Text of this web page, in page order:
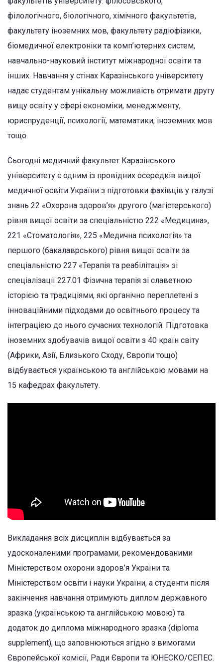
філологічного, біологічного, хімічного факультетів,
факультету іноземних мов, факультету радіофізики,
біомедичної електроніки та комп’ютерних систем,
навчально-науковий інститут міжнародної освіти та
інших. Навчання у стінах Каразінського університету
надає студентам унікальну можливість отримати другу
вищу освіту у сфері економіки, менеджменту,
юриспруденції, психології, математики, іноземних мов
тощо.
Сьогодні медичний факультет Каразінського
університету є одним із провідних осередків вищої
медичної освіти України з підготовки фахівців у галузі
знань 22 «Охорона здоров’я» другого (магістерського)
рівня вищої освіти за спеціальністю 222 «Медицина»,
221 «Стоматологія», 225 «Медична психологія» та
першого (бакалаврського) рівня вищої освіти за
спеціальністю 227 «Терапія та реабілітація» зі
спеціалізації 227.01 Фізична терапія зі славетною
історією та традиціями, які органічно переплетені з
інноваційними підходами до освітнього процесу та
інтеграцією до нього сучасних технологій. Підготовка
іноземних здобувачів вищої освіти з 40 країн світу
(Африки, Азії, Близького Сходу, Європи тощо)
відбувається українською та англійською мовами на
15 кафедрах факультету.
Викладання всіх дисциплін відбувається за
удосконаленими програмами, рекомендованими
Міністерством охорони здоров’я України та
Міністерством освіти і науки України, а студенти після
закінчення навчання отримують диплом державного
зразка (українською та англійською мовою) та
додаток до диплома міжнародного зразка (diploma
supplement), що заповнюються згідно з вимогами
Європейської комісії, Ради Європи та ЮНЕСКО/СЕПЕС.